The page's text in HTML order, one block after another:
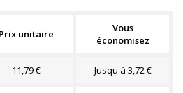
Prix unitaire
Vous
économisez
11,79 € Jusqu'à 3,72 €